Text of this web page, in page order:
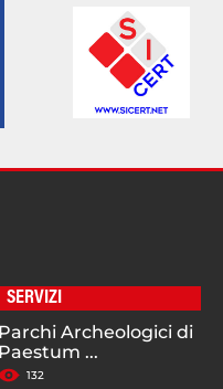
SERVIZI
Parchi Archeologici di
Paestum ...
132